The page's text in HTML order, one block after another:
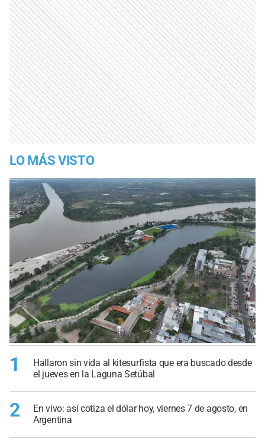
LO MÁS VISTO
1
Hallaron sin vida al kitesurfista que era buscado desde
el jueves en la Laguna Setúbal
2
En vivo: así cotiza el dólar hoy, viernes 7 de agosto, en
Argentina